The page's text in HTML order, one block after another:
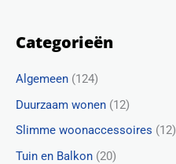
Categorieën
Algemeen (124)
Duurzaam wonen (12)
Slimme woonaccessoires (12)
Tuin en Balkon (20)